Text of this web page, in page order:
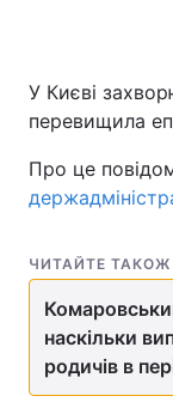
У Києві
перевищила
Про це
ЧИТАЙТЕ ТАКОЖ
наскільки
родичів в